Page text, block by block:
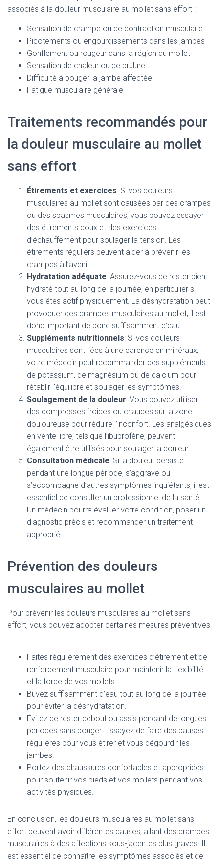
associés à la douleur musculaire au mollet sans effort :
Sensation de crampe ou de contraction musculaire
Picotements ou engourdissements dans les jambes
Gonflement ou rougeur dans la région du mollet
Sensation de chaleur ou de brûlure
Difficulté à bouger la jambe affectée
Fatigue musculaire générale
Traitements recommandés pour
la douleur musculaire au mollet
sans effort
Étirements et exercices: Si vos douleurs
musculaires au mollet sont causées par des crampes
ou des spasmes musculaires, vous pouvez essayer
des étirements doux et des exercices
d’échauffement pour soulager la tension. Les
étirements réguliers peuvent aider à prévenir les
crampes à l’avenir.
Hydratation adéquate: Assurez-vous de rester bien
hydraté tout au long de la journée, en particulier si
vous êtes actif physiquement. La déshydratation peut
provoquer des crampes musculaires au mollet, il est
donc important de boire suffisamment d’eau.
Suppléments nutritionnels: Si vos douleurs
musculaires sont liées à une carence en minéraux,
votre médecin peut recommander des suppléments
de potassium, de magnésium ou de calcium pour
rétablir l’équilibre et soulager les symptômes.
Soulagement de la douleur: Vous pouvez utiliser
des compresses froides ou chaudes sur la zone
douloureuse pour réduire l’inconfort. Les analgésiques
en vente libre, tels que l’ibuprofène, peuvent
également être utilisés pour soulager la douleur.
Consultation médicale: Si la douleur persiste
pendant une longue période, s’aggrave ou
s’accompagne d’autres symptômes inquiétants, il est
essentiel de consulter un professionnel de la santé.
Un médecin pourra évaluer votre condition, poser un
diagnostic précis et recommander un traitement
approprié.
Prévention des douleurs
musculaires au mollet
Pour prévenir les douleurs musculaires au mollet sans
effort, vous pouvez adopter certaines mesures préventives
:
Faites régulièrement des exercices d’étirement et de
renforcement musculaire pour maintenir la flexibilité
et la force de vos mollets.
Buvez suffisamment d’eau tout au long de la journée
pour éviter la déshydratation.
Évitez de rester debout ou assis pendant de longues
périodes sans bouger. Essayez de faire des pauses
régulières pour vous étirer et vous dégourdir les
jambes.
Portez des chaussures confortables et appropriées
pour soutenir vos pieds et vos mollets pendant vos
activités physiques.
En conclusion, les douleurs musculaires au mollet sans
effort peuvent avoir différentes causes, allant des crampes
musculaires à des affections sous-jacentes plus graves. Il
est essentiel de connaître les symptômes associés et de